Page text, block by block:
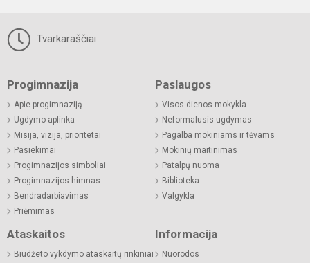
Tvarkaraščiai
Progimnazija
Apie progimnaziją
Ugdymo aplinka
Misija, vizija, prioritetai
Pasiekimai
Progimnazijos simboliai
Progimnazijos himnas
Bendradarbiavimas
Priėmimas
Paslaugos
Visos dienos mokykla
Neformalusis ugdymas
Pagalba mokiniams ir tėvams
Mokinių maitinimas
Patalpų nuoma
Biblioteka
Valgykla
Ataskaitos
Biudžeto vykdymo ataskaitų rinkiniai
Informacija
Nuorodos